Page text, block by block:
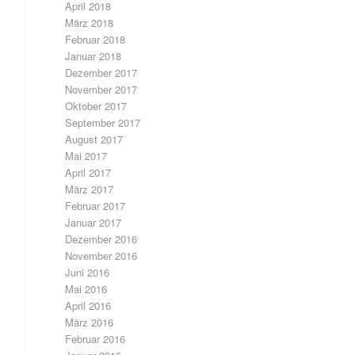
April 2018
März 2018
Februar 2018
Januar 2018
Dezember 2017
November 2017
Oktober 2017
September 2017
August 2017
Mai 2017
April 2017
März 2017
Februar 2017
Januar 2017
Dezember 2016
November 2016
Juni 2016
Mai 2016
April 2016
März 2016
Februar 2016